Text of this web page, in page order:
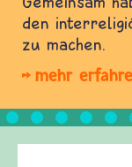
den
zu machen.
mehr